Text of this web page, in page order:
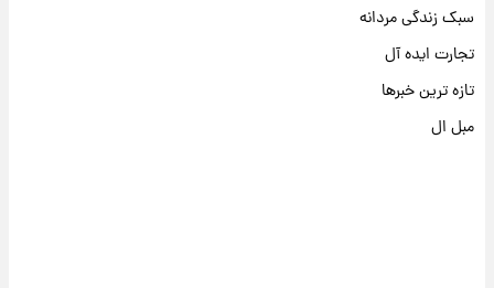
سبک زندگی مردانه
تجارت ایده آل
تازه ترین خبرها
مبل ال